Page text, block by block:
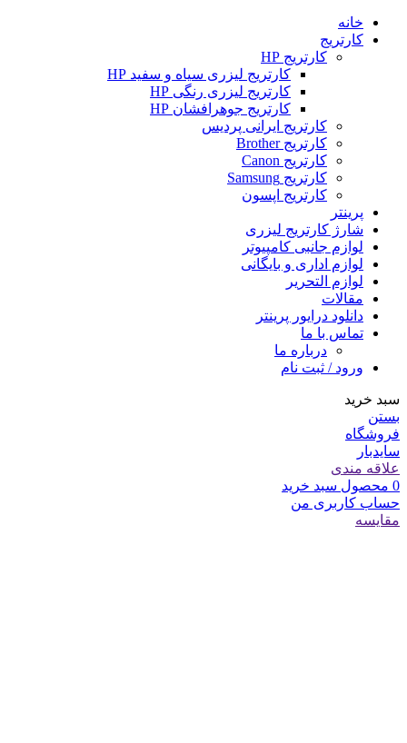
خانه
کارتریج
کارتریج HP
کارتریج لیزری سیاه و سفید HP
کارتریج لیزری رنگی HP
کارتریج جوهرافشان HP
کارتریج ایرانی پردیس
کارتریج Brother
کارتریج Canon
کارتریج Samsung
کارتریج اپسون
پرینتر
شارژ کارتریج لیزری
لوازم جانبی کامپیوتر
لوازم اداری و بایگانی
لوازم التحریر
مقالات
دانلود درایور پرینتر
تماس با ما
درباره ما
ورود / ثبت نام
سبد خرید
بستن
فروشگاه
سایدبار
علاقه مندی
0 محصول سبد خرید
حساب کاربری من
مقایسه